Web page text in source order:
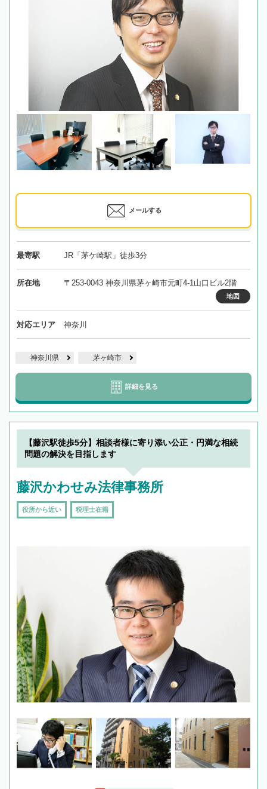
メールする
最寄駅 JR「茅ケ崎駅」徒歩3分
所在地 〒253-0043 神奈川県茅ヶ崎市元町4-1山口ビル2階
地図
対応エリア 神奈川
神奈川県 茅ヶ崎市
詳細を見る
【藤沢駅徒歩5分】相談者様に寄り添い公正・円満な相続
問題の解決を目指します
藤沢かわせみ法律事務所
役所から近い 税理士在籍